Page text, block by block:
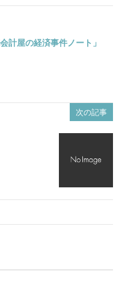
計屋の経済事件ノート」
次の記事